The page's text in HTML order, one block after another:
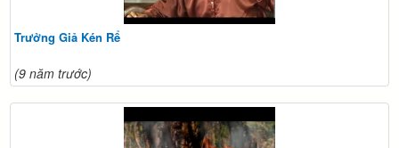
Trưởng Giả Kén Rể
(9 năm trước)